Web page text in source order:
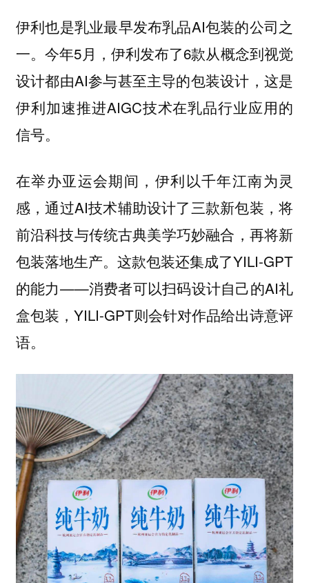
伊利也是乳业最早发布乳品AI包装的公司之
一。今年5月，伊利发布了6款从概念到视觉
设计都由AI参与甚至主导的包装设计，这是
伊利加速推进AIGC技术在乳品行业应用的
信号。
在举办亚运会期间，伊利以千年江南为灵
感，通过AI技术辅助设计了三款新包装，将
前沿科技与传统古典美学巧妙融合，再将新
包装落地生产。这款包装还集成了YILI-GPT
的能力——消费者可以扫码设计自己的AI礼
盒包装，YILI-GPT则会针对作品给出诗意评
语。